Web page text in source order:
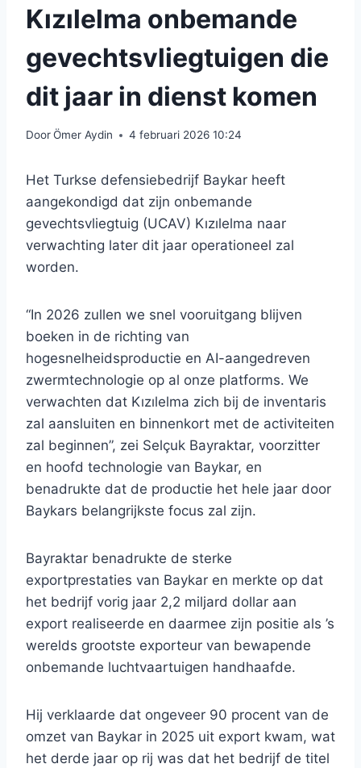
Kızılelma onbemande
gevechtsvliegtuigen die
dit jaar in dienst komen
DoorÖmer Aydin 4 februari 2026 10:24
Het Turkse defensiebedrijf Baykar heeft
aangekondigd dat zijn onbemande
gevechtsvliegtuig (UCAV) Kızılelma naar
verwachting later dit jaar operationeel zal
worden.
“In 2026 zullen we snel vooruitgang blijven
boeken in de richting van
hogesnelheidsproductie en AI-aangedreven
zwermtechnologie op al onze platforms. We
verwachten dat Kızılelma zich bij de inventaris
zal aansluiten en binnenkort met de activiteiten
zal beginnen”, zei Selçuk Bayraktar, voorzitter
en hoofd technologie van Baykar, en
benadrukte dat de productie het hele jaar door
Baykars belangrijkste focus zal zijn.
Bayraktar benadrukte de sterke
exportprestaties van Baykar en merkte op dat
het bedrijf vorig jaar 2,2 miljard dollar aan
export realiseerde en daarmee zijn positie als ’s
werelds grootste exporteur van bewapende
onbemande luchtvaartuigen handhaafde.
Hij verklaarde dat ongeveer 90 procent van de
omzet van Baykar in 2025 uit export kwam, wat
het derde jaar op rij was dat het bedrijf de titel